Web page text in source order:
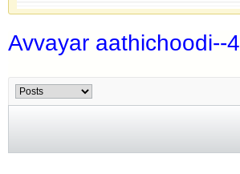
Avvayar aathichoodi--4